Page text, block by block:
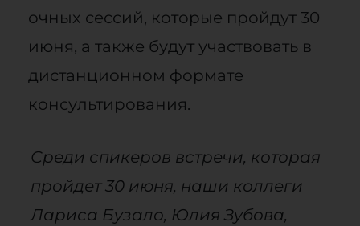
очных сессий, которые пройдут 30
июня, а также будут участвовать в
дистанционном формате
консультирования.
Среди спикеров встречи, которая
пройдет 30 июня, наши коллеги
Лариса Бузало, Юлия Зубова,